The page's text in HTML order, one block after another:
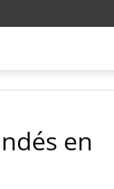
en